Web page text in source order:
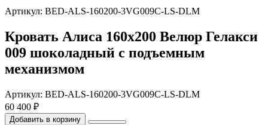
Артикул: BED-ALS-160200-3VG009C-LS-DLM
Кровать Алиса 160х200 Велюр Гелакси
009 шоколадный с подъемным
механизмом
Артикул: BED-ALS-160200-3VG009C-LS-DLM
60 400 ₽
Добавить в корзину